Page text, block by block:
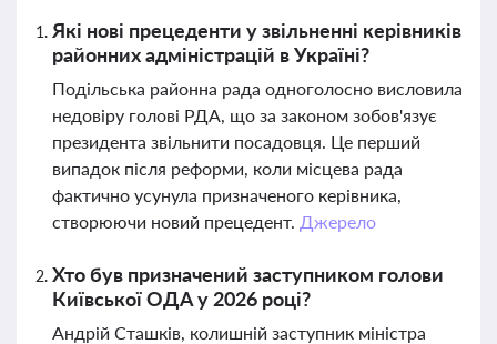
Які нові прецеденти у звільненні керівників
районних адміністрацій в Україні?
Подільська районна рада одноголосно висловила
недовіру голові РДА, що за законом зобов'язує
президента звільнити посадовця. Це перший
випадок після реформи, коли місцева рада
фактично усунула призначеного керівника,
створюючи новий прецедент. Джерело
Хто був призначений заступником голови
Київської ОДА у 2026 році?
Андрій Сташків, колишній заступник міністра